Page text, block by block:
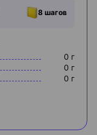
8 шагов
0 г
0 г
0 г